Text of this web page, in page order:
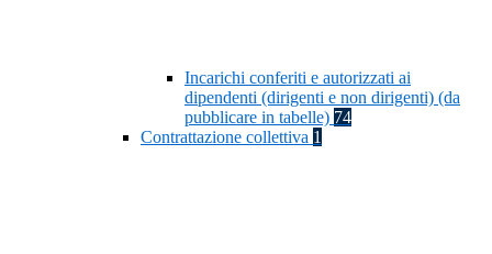
Incarichi conferiti e autorizzati ai
dipendenti (dirigenti e non dirigenti) (da
pubblicare in tabelle) 74
Contrattazione collettiva 1